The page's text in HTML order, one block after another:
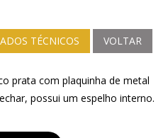
TÉCNICOS VOLTAR
prata com plaquinha de metal
possui um espelho interno.